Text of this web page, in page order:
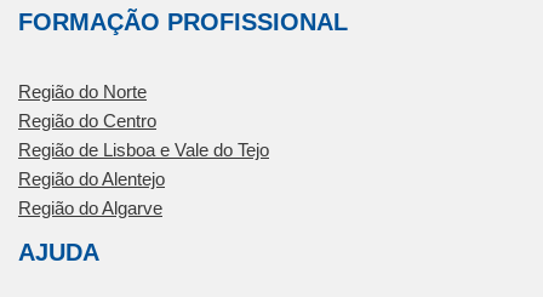
FORMAÇÃO PROFISSIONAL
Região do Norte
Região do Centro
Região de Lisboa e Vale do Tejo
Região do Alentejo
Região do Algarve
AJUDA